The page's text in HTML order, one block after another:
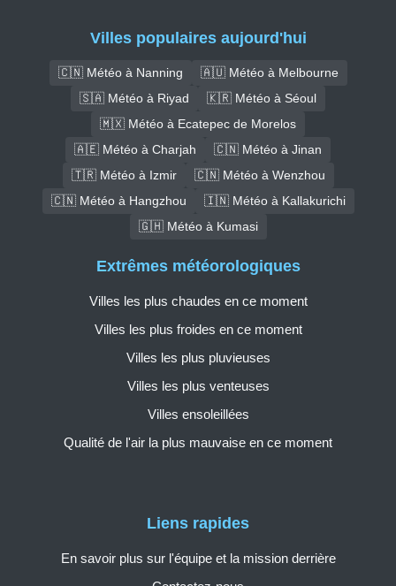
Villes populaires aujourd'hui
🇨🇳 Météo à Nanning
🇦🇺 Météo à Melbourne
🇸🇦 Météo à Riyad
🇰🇷 Météo à Séoul
🇲🇽 Météo à Ecatepec de Morelos
🇦🇪 Météo à Charjah
🇨🇳 Météo à Jinan
🇹🇷 Météo à Izmir
🇨🇳 Météo à Wenzhou
🇨🇳 Météo à Hangzhou
🇮🇳 Météo à Kallakurichi
🇬🇭 Météo à Kumasi
Liens rapides
En savoir plus sur l'équipe et la mission derrière
Extrêmes météorologiques
Villes les plus chaudes en ce moment
Villes les plus froides en ce moment
Villes les plus pluvieuses
Villes les plus venteuses
Villes ensoleillées
Qualité de l'air la plus mauvaise en ce moment